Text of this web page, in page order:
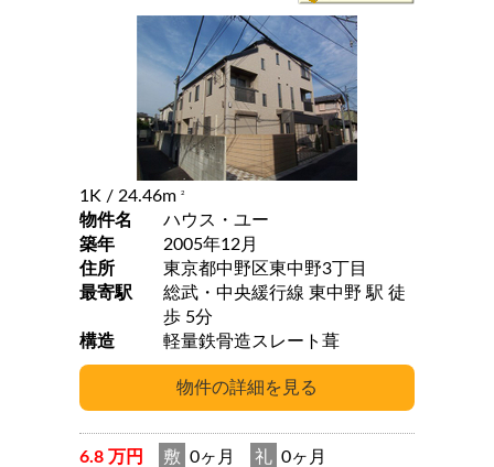
1K / 24.46m 2
物件名
ハウス・ユー
築年
2005年12月
住所
東京都中野区東中野3丁目
最寄駅
総武・中央緩行線 東中野 駅 徒
歩 5分
構造
軽量鉄骨造スレート葺
6.8 万円 敷 0ヶ月 礼 0ヶ月